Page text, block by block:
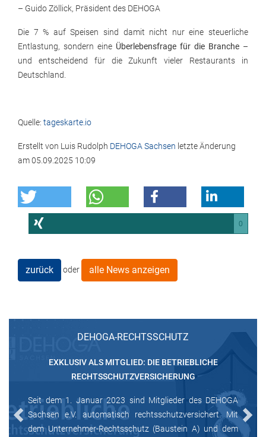
– Guido Zöllick, Präsident des DEHOGA
Die 7 % auf Speisen sind damit nicht nur eine steuerliche
Entlastung, sondern eine Überlebensfrage für die Branche –
und entscheidend für die Zukunft vieler Restaurants in
Deutschland.
Quelle: tageskarte.io
Erstellt von Luis Rudolph DEHOGA Sachsen letzte Änderung
am05.09.2025 10:09
0
zurück oder alle News anzeigen
DEHOGA-RECHTSSCHUTZ
EXKLUSIV ALS MITGLIED: DIE BETRIEBLICHE
RECHTSSCHUTZVERSICHERUNG
Seit dem 1. Januar 2023 sind Mitglieder des DEHOGA
Sachsen e.V. automatisch rechtsschutzversichert. Mit
dem Unternehmer-Rechtsschutz (Baustein A) und dem
Previous Next